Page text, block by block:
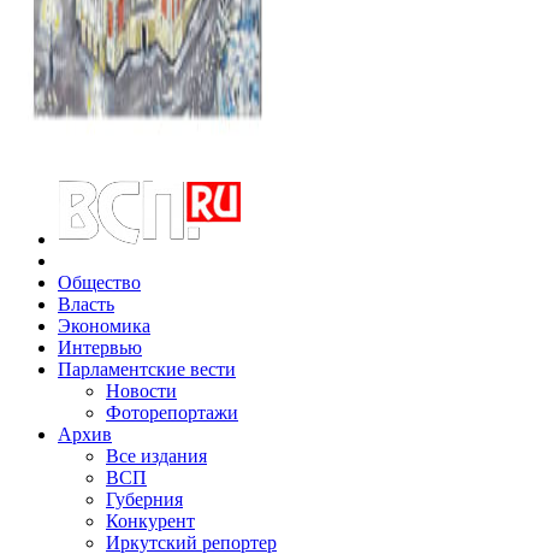
Общество
Власть
Экономика
Интервью
Парламентские вести
Новости
Фоторепортажи
Архив
Все издания
ВСП
Губерния
Конкурент
Иркутский репортер